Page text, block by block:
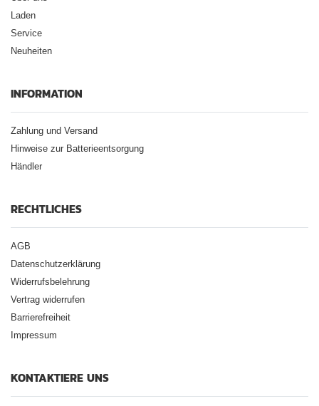
Laden
Service
Neuheiten
INFORMATION
Zahlung und Versand
Hinweise zur Batterieentsorgung
Händler
RECHTLICHES
AGB
Datenschutzerklärung
Widerrufsbelehrung
Vertrag widerrufen
Barrierefreiheit
Impressum
KONTAKTIERE UNS